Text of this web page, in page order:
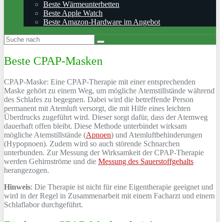
Beste Wärmeunterbetten
Beste Apple Watch
Beste Amazon-Hardware im Angebot
Beste CPAP-Masken
CPAP-Maske: Eine CPAP-Therapie mit einer entsprechenden
Maske gehört zu einem Weg, um mögliche Atemstillstände während
des Schlafes zu begegnen. Dabei wird die betreffende Person
permanent mit Atemluft versorgt, die mit Hilfe eines leichten
Überdrucks zugeführt wird. Dieser sorgt dafür, dass der Atemweg
dauerhaft offen bleibt. Diese Methode unterbindet wirksam
mögliche Atemstillstände (Apnoen) und Atemluftbehinderungen
(Hypopnoen). Zudem wird so auch störende Schnarchen
unterbunden. Zur Messung der Wirksamkeit der CPAP-Therapie
werden Gehirnströme und die Messung des Sauerstoffgehalts
herangezogen.
Hinweis: Die Therapie ist nicht für eine Eigentherapie geeignet und
wird in der Regel in Zusammenarbeit mit einem Facharzt und einem
Schlaflabor durchgeführt.